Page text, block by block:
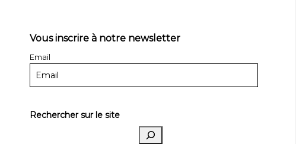
Vous inscrire à notre newsletter
Email
Rechercher sur le site